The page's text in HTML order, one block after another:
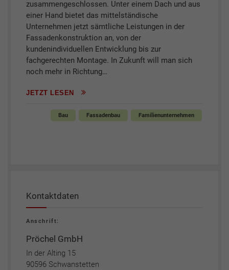
zusammengeschlossen. Unter einem Dach und aus
einer Hand bietet das mittelständische
Unternehmen jetzt sämtliche Leistungen in der
Fassadenkonstruktion an, von der
kundenindividuellen Entwicklung bis zur
fachgerechten Montage. In Zukunft will man sich
noch mehr in Richtung…
JETZT LESEN
Bau Fassadenbau Familienunternehmen
Kontaktdaten
Anschrift:
Pröchel GmbH
In der Alting 15
90596 Schwanstetten